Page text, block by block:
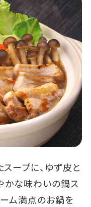
ープに、ゆず皮と
かな味わいの鍋ス
ム満点のお鍋を